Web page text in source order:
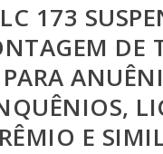
LC 173
DE
PARA
E